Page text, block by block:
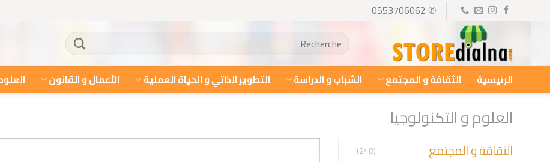
✆ 0553706062
البحث
عن:
الرئيسية الثقافة و المجتمع الشباب و الدراسة التطوير الذاتي و الحياة العملية الأعمال و القانون
العلوم و التكنولوجيا
الثقافة و المجتمع (248)